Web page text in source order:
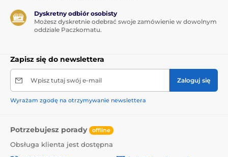
Dyskretny odbiór osobisty
Możesz dyskretnie odebrać swoje zamówienie w dowolnym
oddziale Paczkomatu.
Zapisz się do newslettera
Wpisz tutaj swój e-mail Zaloguj się
Wyrażam zgodę na otrzymywanie newslettera
Potrzebujesz porady offline
Obsługa klienta jest dostępna